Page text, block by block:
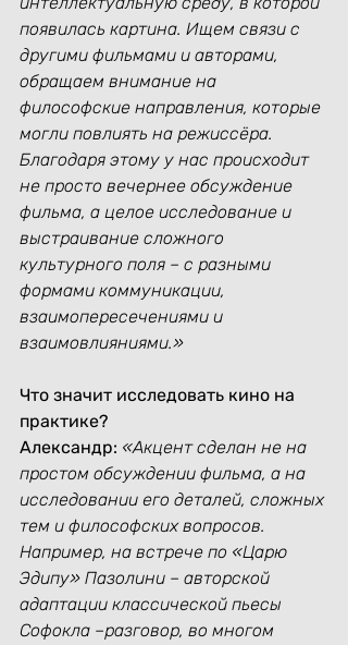
появилась картина. Ищем связи с
другими фильмами и авторами,
обращаем внимание на
философские направления, которые
могли повлиять на режиссёра.
Благодаря этому у нас происходит
не просто вечернее обсуждение
фильма, а целое исследование и
выстраивание сложного
культурного поля – с разными
формами коммуникации,
взаимопересечениями и
взаимовлияниями.»
Что значит исследовать кино на
практике?
Александр: «Акцент сделан не на
простом обсуждении фильма, а на
исследовании его деталей, сложных
тем и философских вопросов.
Например, на встрече по «Царю
Эдипу» Пазолини – авторской
адаптации классической пьесы
Софокла –разговор, во многом